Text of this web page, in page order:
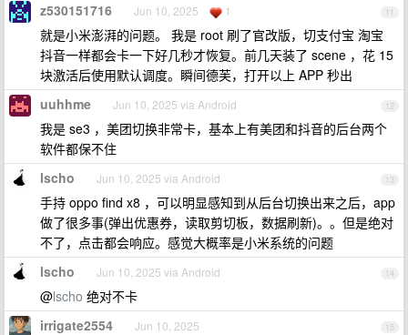
11
z530151716 Jun 10, 2025 1
就是小米澎湃的问题。 我是 root 刷了官改版，切支付宝 淘宝
抖音一样都会卡一下好几秒才恢复。前几天装了 scene ，花 15
块激活后使用默认调度。瞬间德芙，打开以上 APP 秒出
12
uuhhme Jun 10, 2025 via Android
我是 se3 ，美团切换非常卡，基本上有美团和抖音的后台两个
软件都保不住
13
lscho Jun 10, 2025 via Android
手持 oppo find x8 ，可以明显感知到从后台切换出来之后，app
做了很多事(弹出优惠券，读取剪切板，数据刷新)。。但是绝对
不了，点击都会响应。感觉大概率是小米系统的问题
14
lscho Jun 10, 2025 via Android
@lscho 绝对不卡
15
irrigate2554 Jun 10, 2025